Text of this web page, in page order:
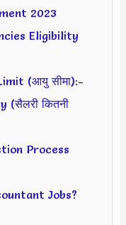
2023
Eligibility
(आयु सीमा):-
(सैलरी कितनी
Process
Jobs?